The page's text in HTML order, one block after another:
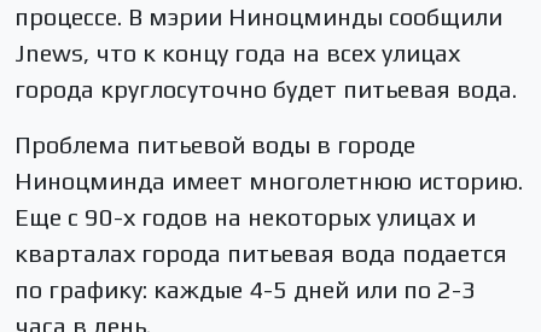
процессе. В мэрии Ниноцминды сообщили
Jnews, что к концу года на всех улицах
города круглосуточно будет питьевая вода.
Проблема питьевой воды в городе
Ниноцминда имеет многолетнюю историю.
Еще с 90-х годов на некоторых улицах и
кварталах города питьевая вода подается
по графику: каждые 4-5 дней или по 2-3
часа в день.